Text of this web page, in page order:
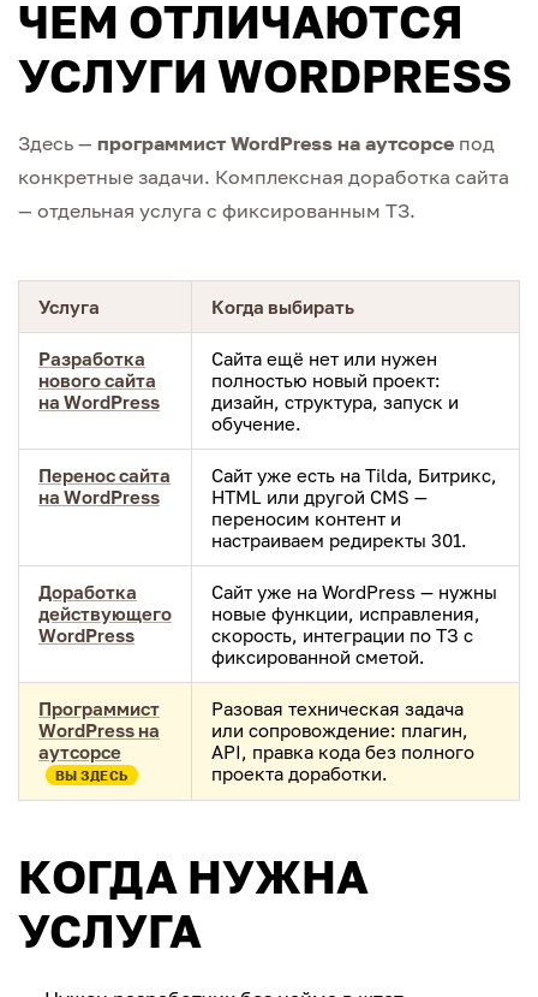
ЧЕМ ОТЛИЧАЮТСЯ
УСЛУГИ WORDPRESS
Здесь — программист WordPress на аутсорсе под
конкретные задачи. Комплексная доработка сайта
— отдельная услуга с фиксированным ТЗ.
Услуга Когда выбирать
Разработка
нового сайта
на WordPress
Сайта ещё нет или нужен
полностью новый проект:
дизайн, структура, запуск и
обучение.
Перенос сайта
на WordPress
Сайт уже есть на Tilda, Битрикс,
HTML или другой CMS —
переносим контент и
настраиваем редиректы 301.
Доработка
действующего
WordPress
Сайт уже на WordPress — нужны
новые функции, исправления,
скорость, интеграции по ТЗ с
фиксированной сметой.
Программист
WordPress на
аутсорсе
ВЫ ЗДЕСЬ
Разовая техническая задача
или сопровождение: плагин,
API, правка кода без полного
проекта доработки.
КОГДА НУЖНА
УСЛУГА